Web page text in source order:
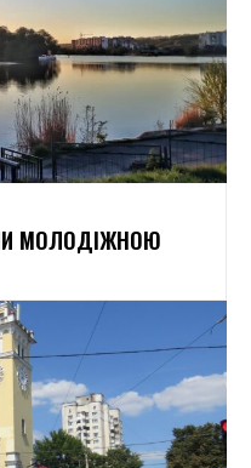
МОЛОДІЖНОЮ